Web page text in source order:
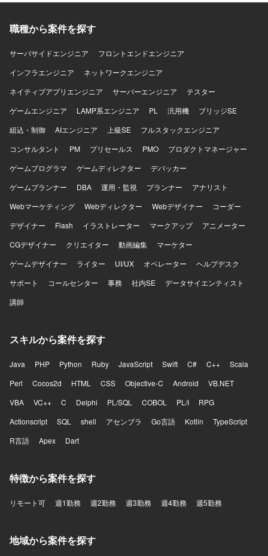
職種から案件を探す
サーバサイドエンジニア
フロントエンドエンジニア
インフラエンジニア
ネットワークエンジニア
ネイティブアプリエンジニア
サーバーエンジニア
テスター
ゲームエンジニア
LAMP系エンジニア PL 汎用機
ブリッジSE
組込・制御
AIエンジニア 上級SE
フルスタックエンジニア
コンサルタント
PM プリセールス PMO
プロダクトマネージャー
ゲームプログラマ
ゲームディレクター
デバッカー
ゲームプランナー
DBA 運用・監視 プランナー
アナリスト
Webマーケティング
Webディレクター Webデザイナー
コーダー
デザイナー
Flash イラストレーター マークアップ
アニメーター
CGデザイナー
クリエイター 動画編集
マーケター
ゲームデザイナー
ライター UI/UX オペレーター
ヘルプデスク
サポート
コールセンター 事務 社内SE
データサイエンティスト
講師
スキルから案件を探す
Java PHP Python Ruby JavaScript Swift C# C++
Scala
Perl
Cocos2d HTML CSS Objective-C Android
VB.NET
VBA
VC++ C Delphi PL/SQL COBOL PL/I
RPG
Actionscript
SQL shell アセンブラ Go言語 Kotlin
TypeScript
R言語
Apex Dart
特徴から案件を探す
リモート可 週1勤務 週2勤務 週3勤務 週4勤務 週5勤務
地域から案件を探す